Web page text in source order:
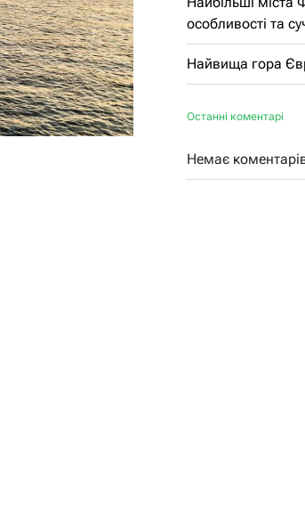
особливості та
Найвища гора
Останні коментарі
Немає